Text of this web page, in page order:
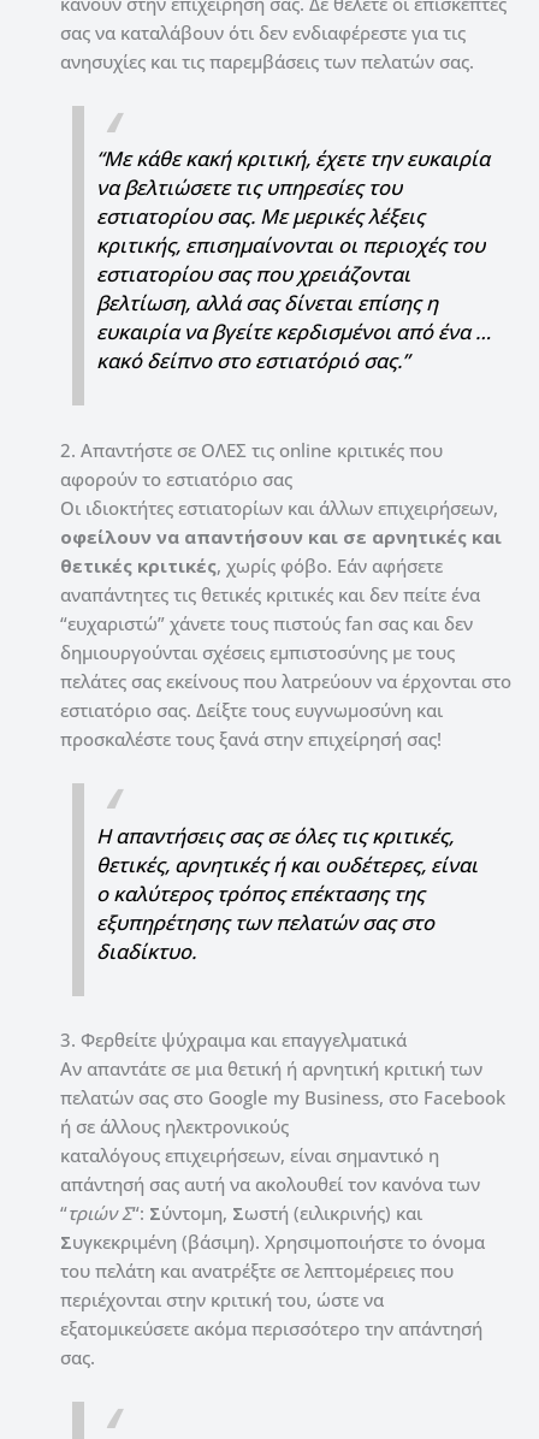
σας να καταλάβουν ότι δεν ενδιαφέρεστε για τις
ανησυχίες και τις παρεμβάσεις των πελατών σας.
“Με κάθε κακή κριτική, έχετε την ευκαιρία
να βελτιώσετε τις υπηρεσίες του
εστιατορίου σας. Με μερικές λέξεις
κριτικής, επισημαίνονται οι περιοχές του
εστιατορίου σας που χρειάζονται
βελτίωση, αλλά σας δίνεται επίσης η
ευκαιρία να βγείτε κερδισμένοι από ένα …
κακό δείπνο στο εστιατόριό σας.”
2. Απαντήστε σε ΟΛΕΣ τις online κριτικές που
αφορούν το εστιατόριο σας
Οι ιδιοκτήτες εστιατορίων και άλλων επιχειρήσεων,
οφείλουν να απαντήσουν και σε αρνητικές και
θετικές κριτικές, χωρίς φόβο. Εάν αφήσετε
αναπάντητες τις θετικές κριτικές και δεν πείτε ένα
“ευχαριστώ” χάνετε τους πιστούς fan σας και δεν
δημιουργούνται σχέσεις εμπιστοσύνης με τους
πελάτες σας εκείνους που λατρεύουν να έρχονται στο
εστιατόριο σας. Δείξτε τους ευγνωμοσύνη και
προσκαλέστε τους ξανά στην επιχείρησή σας!
Η απαντήσεις σας σε όλες τις κριτικές,
θετικές, αρνητικές ή και ουδέτερες, είναι
ο καλύτερος τρόπος επέκτασης της
εξυπηρέτησης των πελατών σας στο
διαδίκτυο.
3. Φερθείτε ψύχραιμα και επαγγελματικά
Αν απαντάτε σε μια θετική ή αρνητική κριτική των
πελατών σας στο Google my Business, στο Facebook
ή σε άλλους ηλεκτρονικούς
καταλόγους επιχειρήσεων, είναι σημαντικό η
απάντησή σας αυτή να ακολουθεί τον κανόνα των
“τριών Σ“: Σύντομη, Σωστή (ειλικρινής) και
Συγκεκριμένη (βάσιμη). Χρησιμοποιήστε το όνομα
του πελάτη και ανατρέξτε σε λεπτομέρειες που
περιέχονται στην κριτική του, ώστε να
εξατομικεύσετε ακόμα περισσότερο την απάντησή
σας.